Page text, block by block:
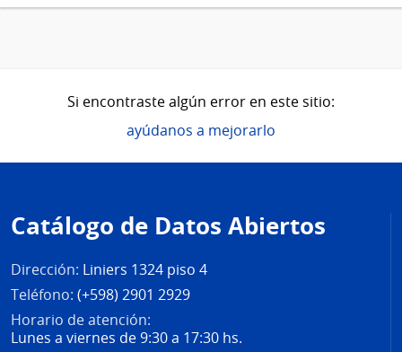
Si encontraste algún error en este sitio:
ayúdanos a mejorarlo
de
página
Catálogo de Datos Abiertos
Dirección: Liniers 1324 piso 4
Teléfono: (+598) 2901 2929
Horario de atención:
Lunes a viernes de 9:30 a 17:30 hs.